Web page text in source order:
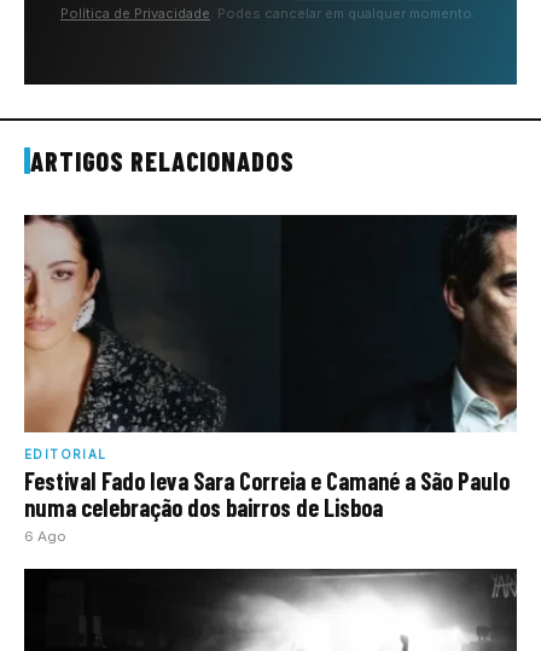
Política de Privacidade. Podes cancelar em qualquer momento.
ARTIGOS RELACIONADOS
EDITORIAL
Festival Fado leva Sara Correia e Camané a São Paulo
numa celebração dos bairros de Lisboa
6 Ago